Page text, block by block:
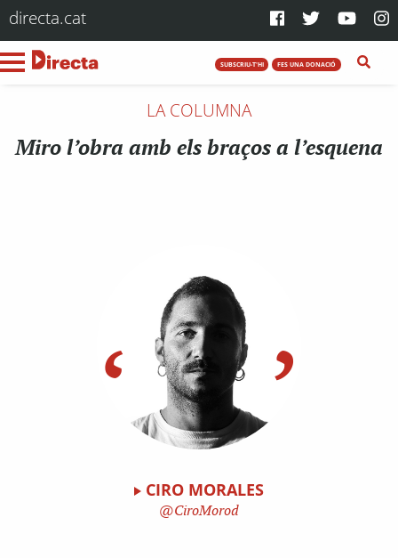
directa.cat
SUBSCRIU-T'HI FES UNA DONACIÓ
LA COLUMNA
Miro l’obra amb els braços a l’esquena
CIRO MORALES
CiroMorod